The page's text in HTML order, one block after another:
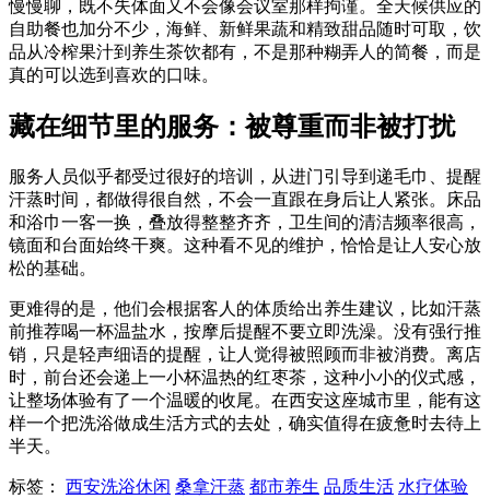
慢慢聊，既不失体面又不会像会议室那样拘谨。全天候供应的
自助餐也加分不少，海鲜、新鲜果蔬和精致甜品随时可取，饮
品从冷榨果汁到养生茶饮都有，不是那种糊弄人的简餐，而是
真的可以选到喜欢的口味。
藏在细节里的服务：被尊重而非被打扰
服务人员似乎都受过很好的培训，从进门引导到递毛巾、提醒
汗蒸时间，都做得很自然，不会一直跟在身后让人紧张。床品
和浴巾一客一换，叠放得整整齐齐，卫生间的清洁频率很高，
镜面和台面始终干爽。这种看不见的维护，恰恰是让人安心放
松的基础。
更难得的是，他们会根据客人的体质给出养生建议，比如汗蒸
前推荐喝一杯温盐水，按摩后提醒不要立即洗澡。没有强行推
销，只是轻声细语的提醒，让人觉得被照顾而非被消费。离店
时，前台还会递上一小杯温热的红枣茶，这种小小的仪式感，
让整场体验有了一个温暖的收尾。在西安这座城市里，能有这
样一个把洗浴做成生活方式的去处，确实值得在疲惫时去待上
半天。
标签： 西安洗浴休闲 桑拿汗蒸 都市养生 品质生活 水疗体验